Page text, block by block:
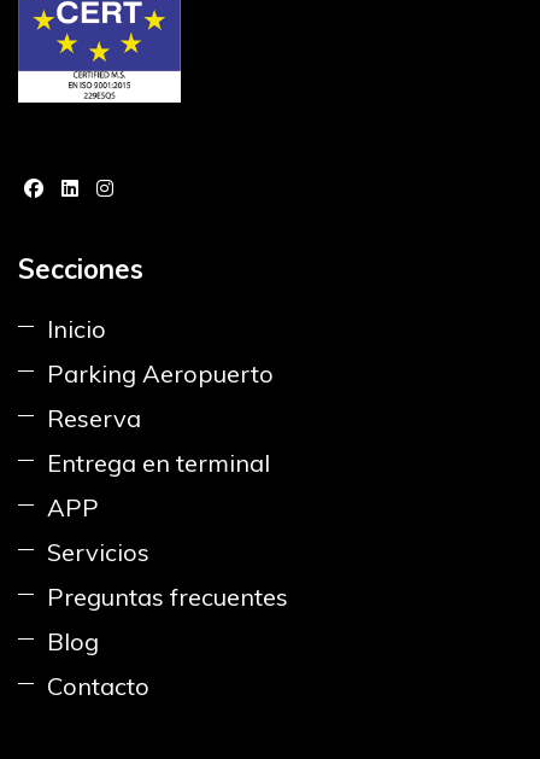
Secciones
Inicio
Parking Aeropuerto
Reserva
Entrega en terminal
APP
Servicios
Preguntas frecuentes
Blog
Contacto